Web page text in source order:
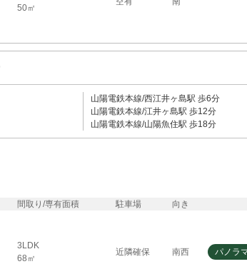
50㎡
山陽電鉄本線/西江井ヶ島駅 歩6分
山陽電鉄本線/江井ヶ島駅 歩12分
山陽電鉄本線/山陽魚住駅 歩18分
間取り/専有面積 駐車場 向き
3LDK
68㎡
近隣確保 南西 パノラ